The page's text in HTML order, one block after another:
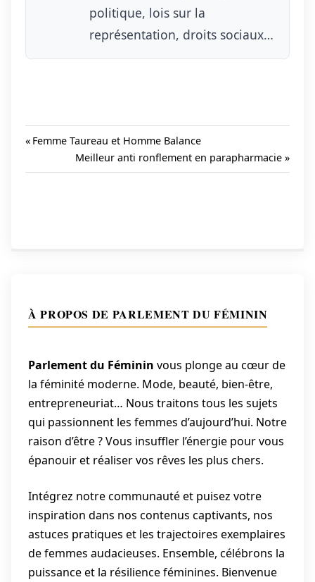
politique, lois sur la
représentation, droits sociaux…
Navigation
Previous
Femme Taureau et Homme Balance
Next
Post:
Meilleur anti ronflement en parapharmacie
À PROPOS DE PARLEMENT DU FÉMININ
Parlement du Féminin vous plonge au cœur de
la féminité moderne. Mode, beauté, bien-être,
entrepreneuriat… Nous traitons tous les sujets
qui passionnent les femmes d’aujourd’hui. Notre
raison d’être ? Vous insuffler l’énergie pour vous
épanouir et réaliser vos rêves les plus chers.
Intégrez notre communauté et puisez votre
inspiration dans nos contenus captivants, nos
astuces pratiques et les trajectoires exemplaires
de femmes audacieuses. Ensemble, célébrons la
puissance et la résilience féminines. Bienvenue